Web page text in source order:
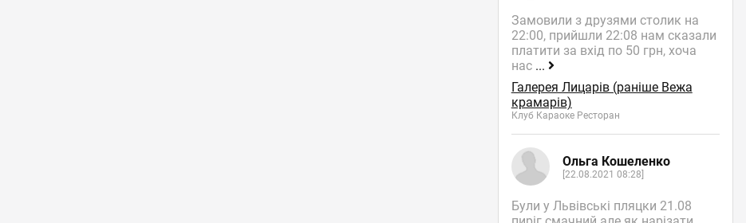
Замовили з друзями столик на
22:00, прийшли 22:08 нам сказали
платити за вхід по 50 грн, хоча
нас ...
Галерея Лицарів (раніше Вежа
крамарів)
Клуб Караоке Ресторан
Ольга Кошеленко
[22.08.2021 08:28]
Були у Львівські пляцки 21.08